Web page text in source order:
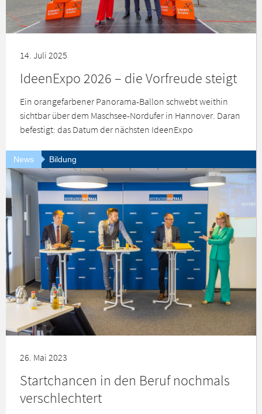
14. Juli 2025
IdeenExpo 2026 – die Vorfreude steigt
Ein orangefarbener Panorama-Ballon schwebt weithin
sichtbar über dem Maschsee-Nordufer in Hannover. Daran
befestigt: das Datum der nächsten IdeenExpo
News Bildung
26. Mai 2023
Startchancen in den Beruf nochmals
verschlechtert